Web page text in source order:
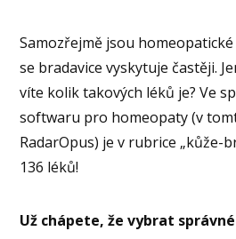
Samozřejmě jsou
se bradavice vyskytuje častěji.
víte kolik takových léků je? Ve
softwaru pro homeopaty (v
RadarOpus) je v rubrice „kůže-
136 léků!
Už chápete, že vybrat